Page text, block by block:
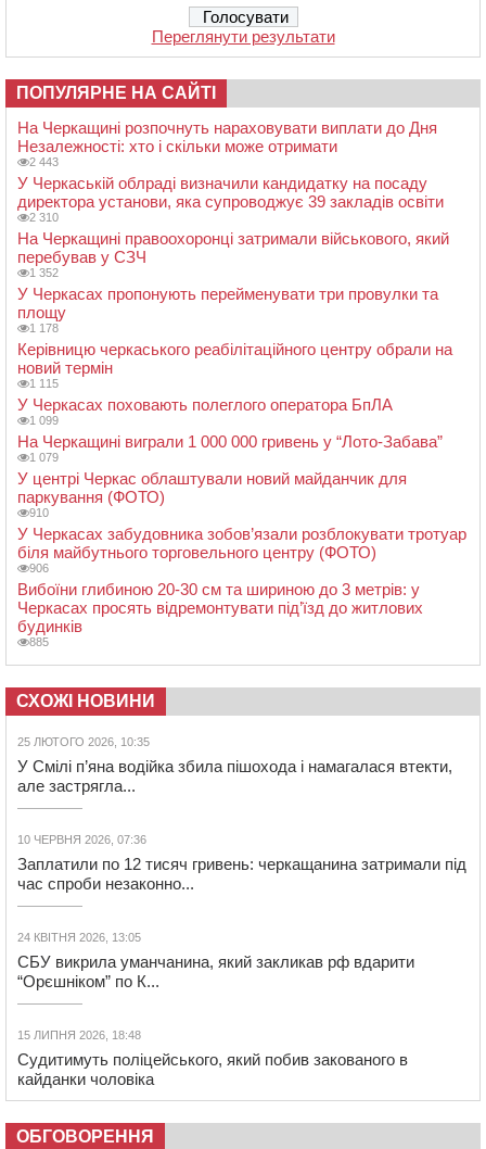
Переглянути результати
ПОПУЛЯРНЕ НА САЙТІ
На Черкащині розпочнуть нараховувати виплати до Дня
Незалежності: хто і скільки може отримати
2 443
У Черкаській облраді визначили кандидатку на посаду
директора установи, яка супроводжує 39 закладів освіти
2 310
На Черкащині правоохоронці затримали військового, який
перебував у СЗЧ
1 352
У Черкасах пропонують перейменувати три провулки та
площу
1 178
Керівницю черкаського реабілітаційного центру обрали на
новий термін
1 115
У Черкасах поховають полеглого оператора БпЛА
1 099
На Черкащині виграли 1 000 000 гривень у “Лото-Забава”
1 079
У центрі Черкас облаштували новий майданчик для
паркування (ФОТО)
910
У Черкасах забудовника зобов’язали розблокувати тротуар
біля майбутнього торговельного центру (ФОТО)
906
Вибоїни глибиною 20-30 см та шириною до 3 метрів: у
Черкасах просять відремонтувати під’їзд до житлових
будинків
885
СХОЖІ НОВИНИ
25 ЛЮТОГО 2026, 10:35
У Смілі п’яна водійка збила пішохода і намагалася втекти,
але застрягла...
10 ЧЕРВНЯ 2026, 07:36
Заплатили по 12 тисяч гривень: черкащанина затримали під
час спроби незаконно...
24 КВІТНЯ 2026, 13:05
СБУ викрила уманчанина, який закликав рф вдарити
“Орєшніком” по К...
15 ЛИПНЯ 2026, 18:48
Судитимуть поліцейського, який побив закованого в
кайданки чоловіка
ОБГОВОРЕННЯ